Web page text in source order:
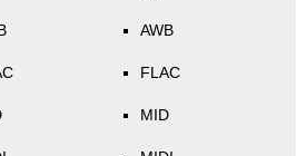
AWB
FLAC
MID